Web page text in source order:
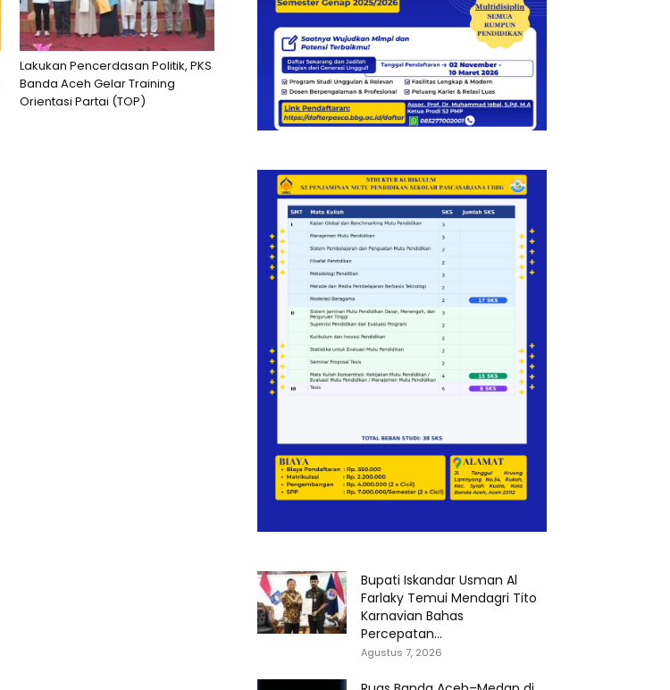
Lakukan Pencerdasan Politik, PKS
Banda Aceh Gelar Training
Orientasi Partai (TOP)
Bupati Iskandar Usman Al
Farlaky Temui Mendagri Tito
Karnavian Bahas
Percepatan...
Agustus 7, 2026